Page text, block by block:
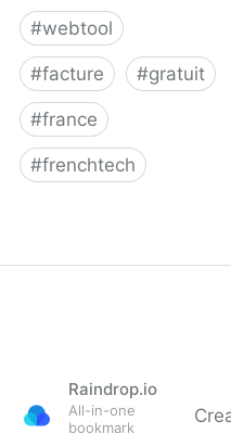
#webtool
#facture #gratuit
#france
#frenchtech
gratuit
Raindrop.io
All-in-one
bookmark